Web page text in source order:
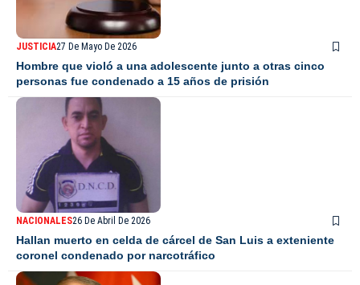
JUSTICIA27 De Mayo De 2026
Hombre que violó a una adolescente junto a otras cinco
personas fue condenado a 15 años de prisión
NACIONALES26 De Abril De 2026
Hallan muerto en celda de cárcel de San Luis a exteniente
coronel condenado por narcotráfico